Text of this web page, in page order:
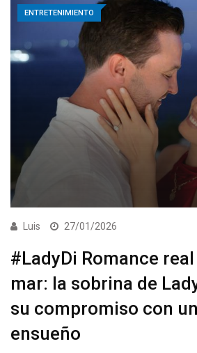
ENTRETENIMIENTO
Luis 27/01/2026
#LadyDi Romance
mar: la sobrina de
su compromiso con
ensueño